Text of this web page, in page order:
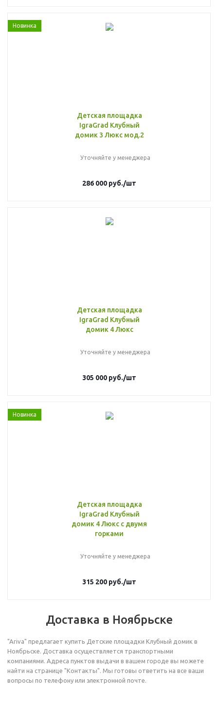
Новинка
Детская площадка
IgraGrad Клубный
домик 3 Люкс мод.2
Уточняйте у менеджера
286 000 руб./шт
Детская площадка
IgraGrad Клубный
домик 4 Люкс
Уточняйте у менеджера
305 000 руб./шт
Новинка
Детская площадка
IgraGrad Клубный
домик 4 Люкс с двумя
горками
Уточняйте у менеджера
315 200 руб./шт
Доставка в Ноябрьске
"Ariva" предлагает купить Детские площадки Клубный домик в
Ноябрьске. Доставка осуществляется транспортными
компаниями. Адреса пунктов выдачи в вашем городе вы можете
найти на странице "Контакты". Мы готовы ответить на все ваши
вопросы по телефону или электронной почте.